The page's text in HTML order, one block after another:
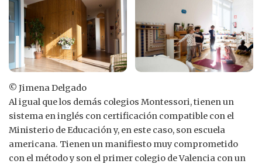
© Jimena Delgado
Al igual que los demás colegios Montessori, tienen un
sistema en inglés con certificación compatible con el
Ministerio de Educación y, en este caso, son escuela
americana. Tienen un manifiesto muy comprometido
con el método y son el primer colegio de Valencia con un